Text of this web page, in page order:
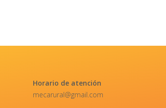
Horario de atención
mecarural@gmail.com